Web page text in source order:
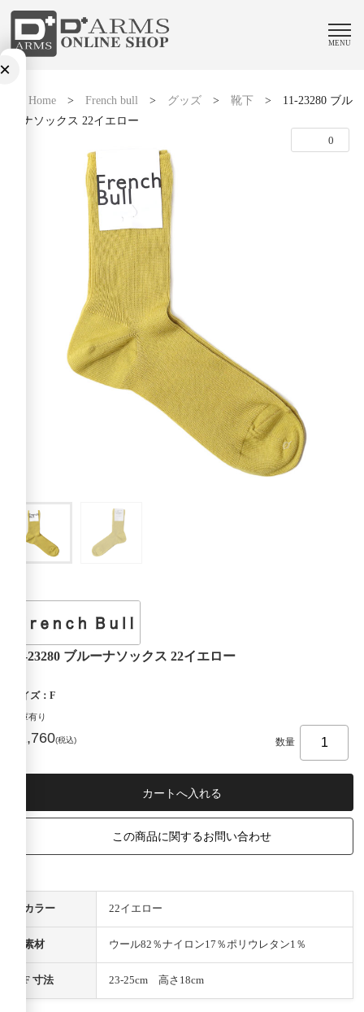
MENU
Home> French bull> グッズ> 靴下 > 11-23280 ブル
ーナソックス 22イエロー
0
11-23280 ブルーナソックス 22イエロー
サイズ：F
在庫有り
¥1,760(税込) 数量
この商品に関するお問い合わせ
カラー 22イエロー
素材 ウール82％ナイロン17％ポリウレタン1％
F 寸法 23-25cm 高さ18cm
×